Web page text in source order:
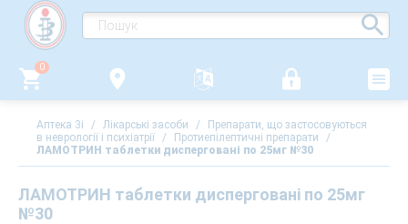
0
Аптека 3i / Лікарські засоби /
Препарати, що застосовуються
в неврології і психіатрії / Протиепілептичні препарати
/
ЛАМОТРИН таблетки дисперговані по 25мг №30
ЛАМОТРИН таблетки дисперговані по 25мг
№30